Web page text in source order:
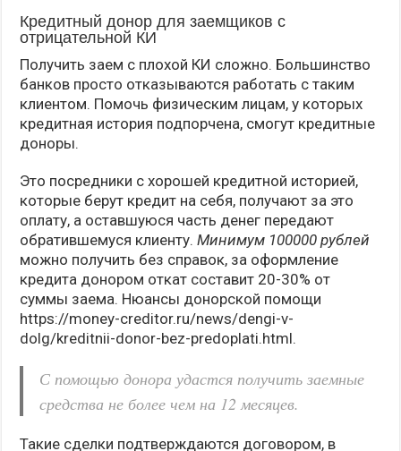
Кредитный донор для заемщиков с
отрицательной КИ
Получить заем с плохой КИ сложно. Большинство
банков просто отказываются работать с таким
клиентом. Помочь физическим лицам, у которых
кредитная история подпорчена, смогут кредитные
доноры.
Это посредники с хорошей кредитной историей,
которые берут кредит на себя, получают за это
оплату, а оставшуюся часть денег передают
обратившемуся клиенту.Минимум 100000 рублей
можно получить без справок, за оформление
кредита донором откат составит 20-30% от
суммы заема. Нюансы донорской помощи
https://money-creditor.ru/news/dengi-v-
dolg/kreditnii-donor-bez-predoplati.html.
С помощью донора удастся получить заемные
средства не более чем на 12 месяцев.
Такие сделки подтверждаются договором, в